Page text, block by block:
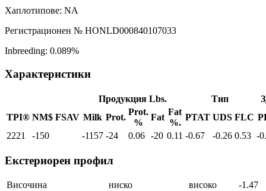
Хаплотипове: NA
Регистрационен № HONLD000840107033
Inbreeding: 0.089%
Характеристики
Продукция Lbs. Тип
TPI® NM$ FSAV Milk Prot.
Prot.
%
Fat
Fat
%.
PTAT UDS FLC
2221
-150 -1157 -24 0.06 -20 0.11 -0.67 -0.26 0.53 -
Екстериорен профил
Височина ниско високо
-1.47